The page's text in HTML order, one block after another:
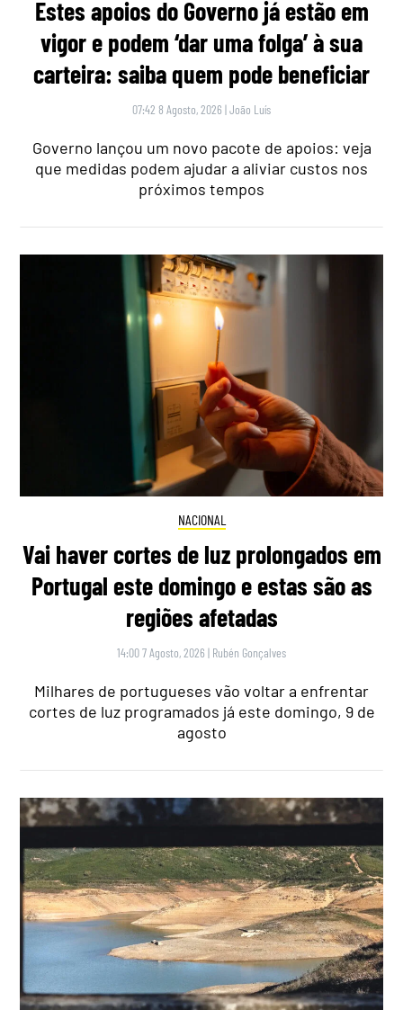
Estes apoios do Governo já estão em
vigor e podem ‘dar uma folga’ à sua
carteira: saiba quem pode beneficiar
07:42 8 Agosto, 2026 |João Luís
Governo lançou um novo pacote de apoios: veja
que medidas podem ajudar a aliviar custos nos
próximos tempos
NACIONAL
Vai haver cortes de luz prolongados em
Portugal este domingo e estas são as
regiões afetadas
14:00 7 Agosto, 2026 | Rubén Gonçalves
Milhares de portugueses vão voltar a enfrentar
cortes de luz programados já este domingo, 9 de
agosto